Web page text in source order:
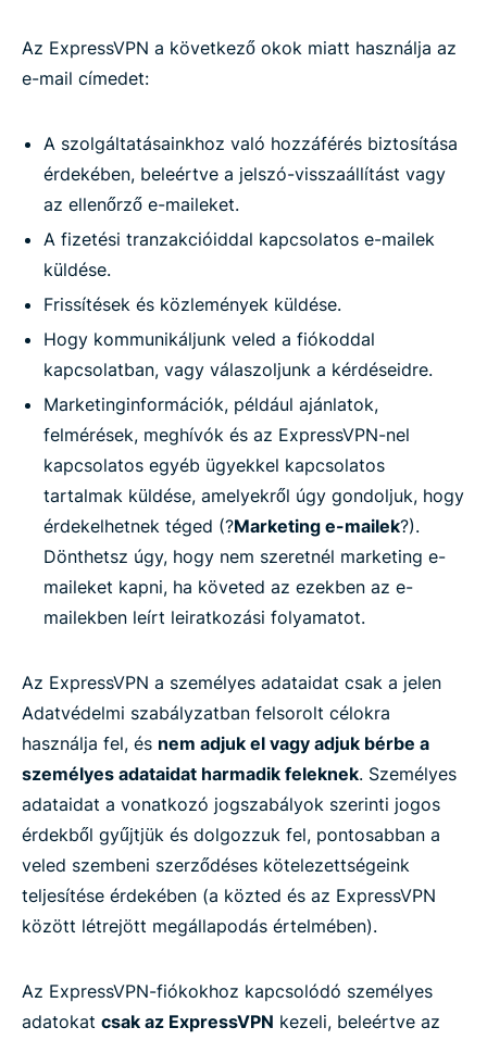
Az ExpressVPN a következő okok miatt használja az
e-mail címedet:
A szolgáltatásainkhoz való hozzáférés biztosítása
érdekében, beleértve a jelszó-visszaállítást vagy
az ellenőrző e-maileket.
A fizetési tranzakcióiddal kapcsolatos e-mailek
küldése.
Frissítések és közlemények küldése.
Hogy kommunikáljunk veled a fiókoddal
kapcsolatban, vagy válaszoljunk a kérdéseidre.
Marketinginformációk, például ajánlatok,
felmérések, meghívók és az ExpressVPN-nel
kapcsolatos egyéb ügyekkel kapcsolatos
tartalmak küldése, amelyekről úgy gondoljuk, hogy
érdekelhetnek téged (?Marketing e-mailek?).
Dönthetsz úgy, hogy nem szeretnél marketing e-
maileket kapni, ha követed az ezekben az e-
mailekben leírt leiratkozási folyamatot.
Az ExpressVPN a személyes adataidat csak a jelen
Adatvédelmi szabályzatban felsorolt ​​célokra
használja fel, és nem adjuk el vagy adjuk bérbe a
személyes adataidat harmadik feleknek. Személyes
adataidat a vonatkozó jogszabályok szerinti jogos
érdekből gyűjtjük és dolgozzuk fel, pontosabban a
veled szembeni szerződéses kötelezettségeink
teljesítése érdekében (a közted és az ExpressVPN
között létrejött megállapodás értelmében).
Az ExpressVPN-fiókokhoz kapcsolódó személyes
adatokat csak az ExpressVPN kezeli, beleértve az